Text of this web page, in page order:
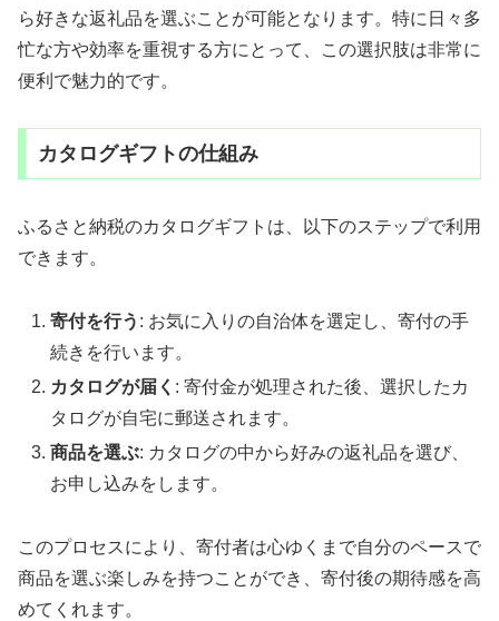
ら好きな返礼品を選ぶことが可能となります。特に日々多
忙な方や効率を重視する方にとって、この選択肢は非常に
便利で魅力的です。
カタログギフトの仕組み
ふるさと納税のカタログギフトは、以下のステップで利用
できます。
寄付を行う : お気に入りの自治体を選定し、寄付の手
続きを行います。
カタログが届く : 寄付金が処理された後、選択したカ
タログが自宅に郵送されます。
商品を選ぶ: カタログの中から好みの返礼品を選び、
お申し込みをします。
このプロセスにより、寄付者は心ゆくまで自分のペースで
商品を選ぶ楽しみを持つことができ、寄付後の期待感を高
めてくれます。